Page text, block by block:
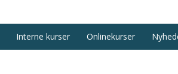
Interne kurser Onlinekurser